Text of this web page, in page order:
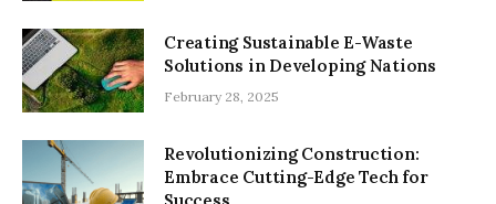
Creating Sustainable E-Waste
Solutions in Developing Nations
February 28, 2025
Revolutionizing Construction:
Embrace Cutting-Edge Tech for
Success